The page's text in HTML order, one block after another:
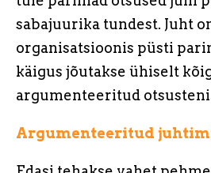
sabajuurika tundest. Juht
organisatsioonis püsti
käigus jõutakse ühiselt
argumenteeritud
Argumenteeritud